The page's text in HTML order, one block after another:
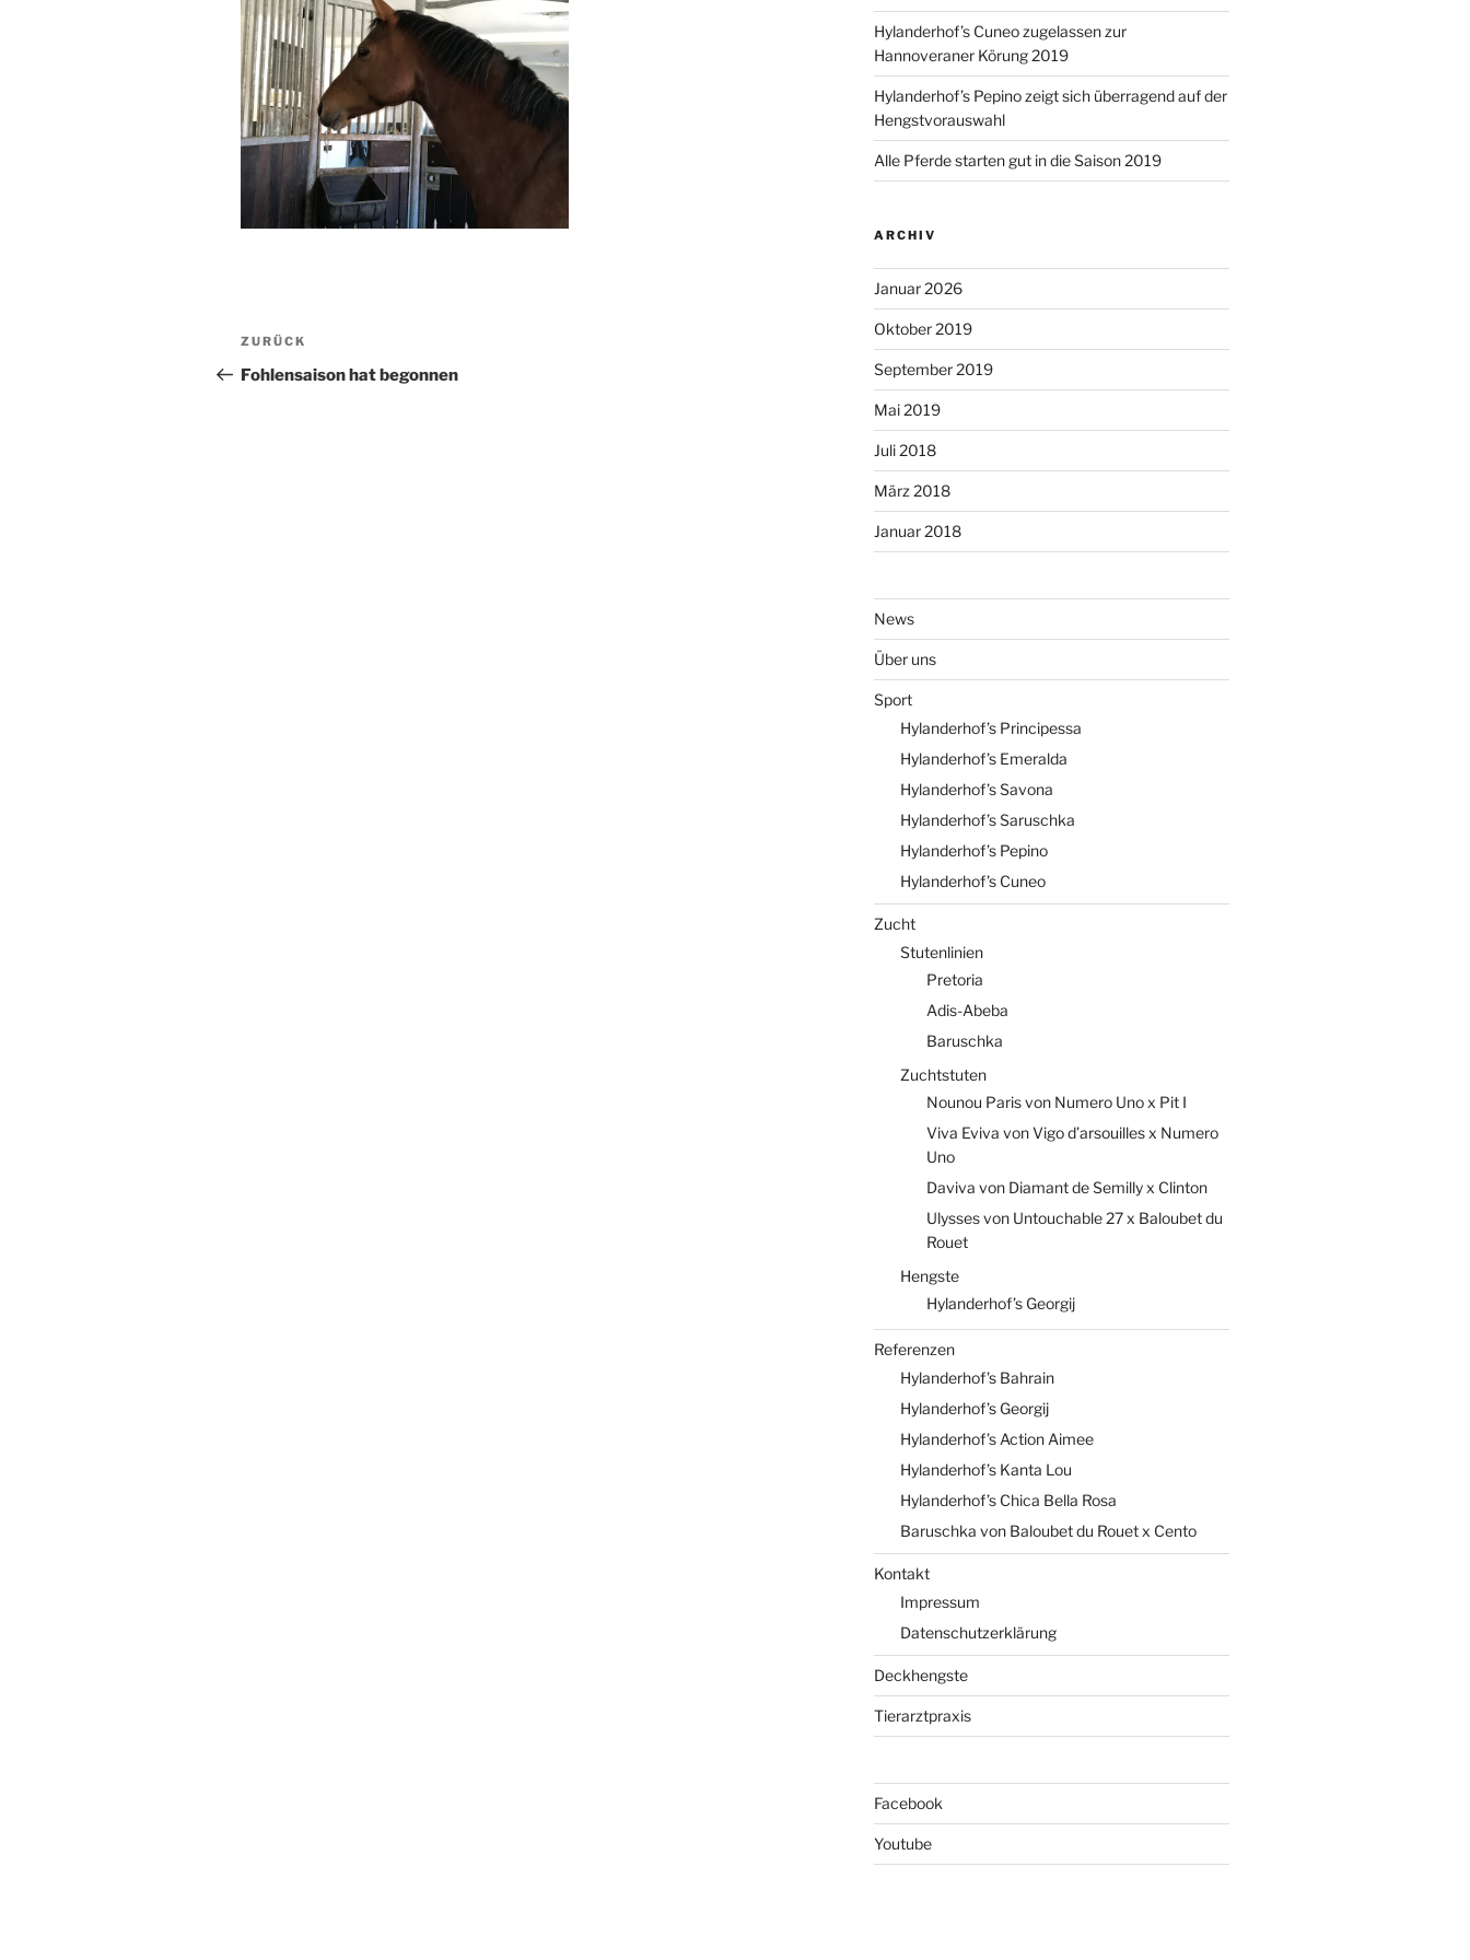
Beitragsnavigation
Vorheriger
Beitrag
ZURÜCK
Fohlensaison hat begonnen
Hylanderhof’s Cuneo zugelassen zur
Hannoveraner Körung 2019
Hylanderhof’s Pepino zeigt sich überragend auf der
Hengstvorauswahl
Alle Pferde starten gut in die Saison 2019
ARCHIV
Januar 2026
Oktober 2019
September 2019
Mai 2019
Juli 2018
März 2018
Januar 2018
News
Über uns
Sport
Hylanderhof’s Principessa
Hylanderhof’s Emeralda
Hylanderhof’s Savona
Hylanderhof’s Saruschka
Hylanderhof’s Pepino
Hylanderhof’s Cuneo
Zucht
Stutenlinien
Pretoria
Adis-Abeba
Baruschka
Zuchtstuten
Nounou Paris von Numero Uno x Pit I
Viva Eviva von Vigo d’arsouilles x Numero
Uno
Daviva von Diamant de Semilly x Clinton
Ulysses von Untouchable 27 x Baloubet du
Rouet
Hengste
Hylanderhof’s Georgij
Referenzen
Hylanderhof’s Bahrain
Hylanderhof’s Georgij
Hylanderhof’s Action Aimee
Hylanderhof’s Kanta Lou
Hylanderhof’s Chica Bella Rosa
Baruschka von Baloubet du Rouet x Cento
Kontakt
Impressum
Datenschutzerklärung
Deckhengste
Tierarztpraxis
Facebook
Youtube